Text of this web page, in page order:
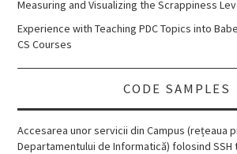
Measuring and Visualizing the Scrappiness
Experience with Teaching PDC Topics into
CS Courses
CODE SAMPLES
Accesarea unor servicii din Campus (rețeaua
Departamentului de Informatică) folosind SSH